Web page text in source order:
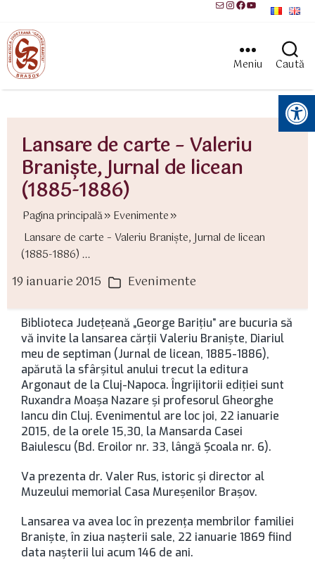
MailInstagram
Facebook
YouTube
Meniu Caută
Instrumente pentru accesibilitate
Lansare de carte – Valeriu
Branişte, Jurnal de licean
(1885-1886)
Pagina principală
Evenimente
Lansare de carte – Valeriu Branişte, Jurnal de licean
(1885-1886) ...
19 ianuarie 2015 Categorii
Evenimente
Biblioteca Judeţeană „George Bariţiu” are bucuria să
vă invite la lansarea cărţii Valeriu Branişte, Diariul
meu de septiman (Jurnal de licean, 1885-1886),
apărută la sfârşitul anului trecut la editura
Argonaut de la Cluj-Napoca. Îngrijitorii ediţiei sunt
Ruxandra Moaşa Nazare şi profesorul Gheorghe
Iancu din Cluj. Evenimentul are loc joi, 22 ianuarie
2015, de la orele 15,30, la Mansarda Casei
Baiulescu (Bd. Eroilor nr. 33, lângă Şcoala nr. 6).
Va prezenta dr. Valer Rus, istoric şi director al
Muzeului memorial Casa Mureşenilor Braşov.
Lansarea va avea loc în prezenţa membrilor familiei
Branişte, în ziua naşterii sale, 22 ianuarie 1869 fiind
data naşterii lui acum 146 de ani.